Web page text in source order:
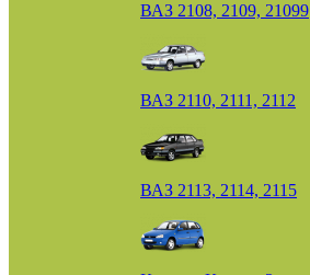
ВАЗ 2108, 2109, 21099
ВАЗ 2110, 2111, 2112
ВАЗ 2113, 2114, 2115